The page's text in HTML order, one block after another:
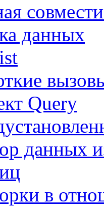
данных
Query
данных
в